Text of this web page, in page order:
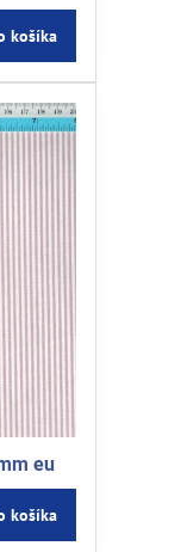
košíka
eu
košíka